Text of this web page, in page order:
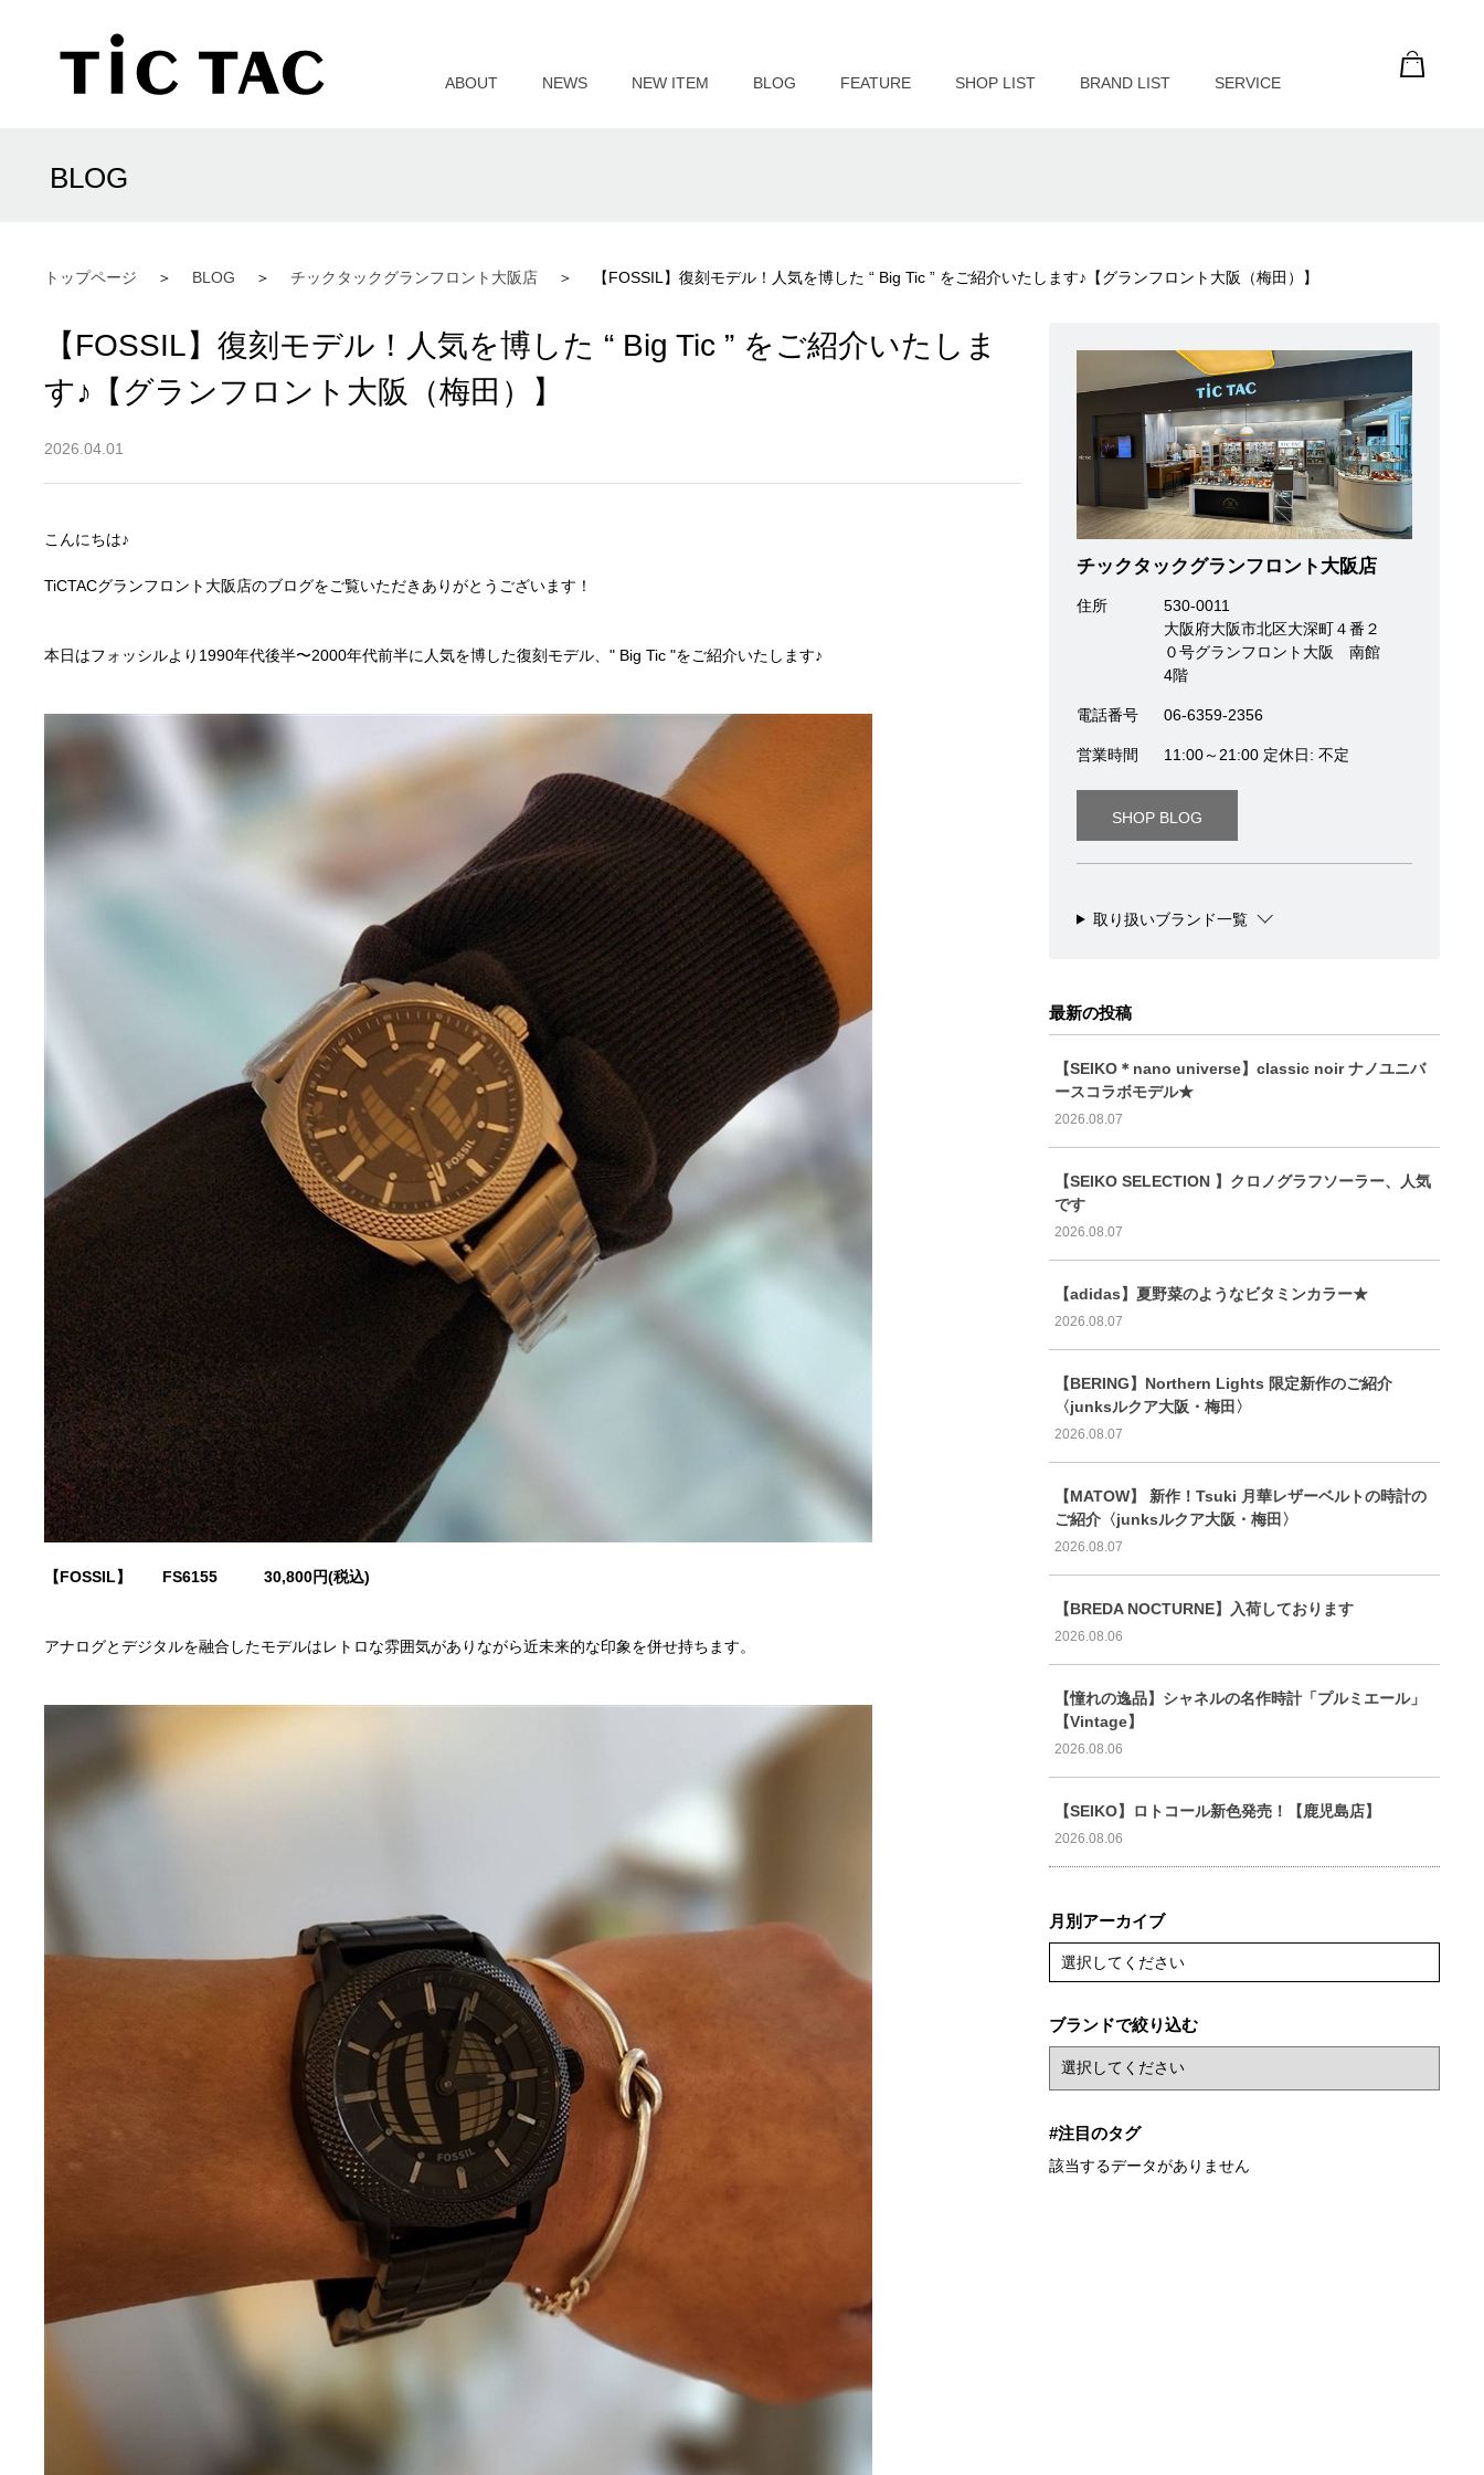
ABOUT NEWS NEW ITEM BLOG FEATURE SHOP LIST BRAND LIST SERVICE
トップページ BLOG チックタックグランフロント大阪店 【FOSSIL】復刻モデル！人気を博した “ Big Tic ” をご紹介いたします♪【グランフロント大阪（梅田）】
BLOG
【FOSSIL】復刻モデル！人気を博した “ Big Tic ” をご紹介いたしま
す♪【グランフロント大阪（梅田）】
2026.04.01
こんにちは♪
TiCTACグランフロント大阪店のブログをご覧いただきありがとうございます！
本日はフォッシルより1990年代後半〜2000年代前半に人気を博した復刻モデル、" Big Tic "をご紹介いたします♪
【FOSSIL】 FS6155 30,800円(税込)
アナログとデジタルを融合したモデルはレトロな雰囲気がありながら近未来的な印象を併せ持ちます。
チックタックグランフロント大阪店
住所
530-0011
大阪府大阪市北区大深町４番２
０号グランフロント大阪 南館
4階
電話番号 06-6359-2356
営業時間 11:00～21:00 定休日: 不定
SHOP BLOG
取り扱いブランド一覧
最新の投稿
【SEIKO＊nano universe】classic noir ナノユニバ
ースコラボモデル★
2026.08.07
【SEIKO SELECTION 】クロノグラフソーラー、人気
です
2026.08.07
【adidas】夏野菜のようなビタミンカラー★
2026.08.07
【BERING】Northern Lights 限定新作のご紹介
〈junksルクア大阪・梅田〉
2026.08.07
【MATOW】 新作！Tsuki 月華レザーベルトの時計の
ご紹介〈junksルクア大阪・梅田〉
2026.08.07
【BREDA NOCTURNE】入荷しております
2026.08.06
【憧れの逸品】シャネルの名作時計「プルミエール」
【Vintage】
2026.08.06
【SEIKO】ロトコール新色発売！【鹿児島店】
2026.08.06
月別アーカイブ
選択してください
ブランドで絞り込む
#注目のタグ
該当するデータがありません